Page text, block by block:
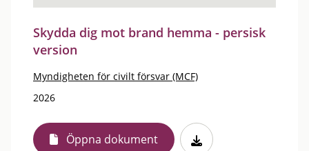
Skydda dig mot brand hemma - persisk
version
Myndigheten för civilt försvar (MCF)
2026
Öppna dokument